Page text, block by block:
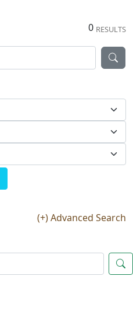
0 RESULTS
(+) Advanced Search